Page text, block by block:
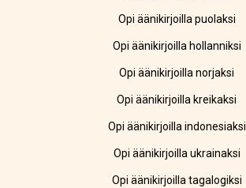
Opi äänikirjoilla puolaksi
Opi äänikirjoilla hollanniksi
Opi äänikirjoilla norjaksi
Opi äänikirjoilla kreikaksi
Opi äänikirjoilla indonesiaksi
Opi äänikirjoilla ukrainaksi
Opi äänikirjoilla tagalogiksi